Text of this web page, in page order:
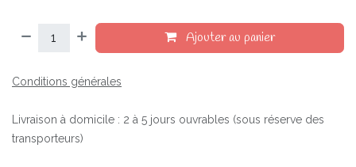
Ajouter au panier
Conditions générales
Livraison à domicile : 2 à 5 jours ouvrables (sous réserve des
transporteurs)